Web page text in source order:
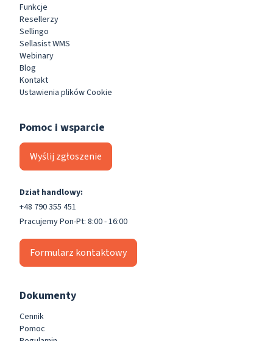
Funkcje
Resellerzy
Sellingo
Sellasist WMS
Webinary
Blog
Kontakt
Ustawienia plików Cookie
Pomoc i wsparcie
Wyślij zgłoszenie
Dział handlowy:
+48 790 355 451
Pracujemy Pon-Pt: 8:00 - 16:00
Formularz kontaktowy
Dokumenty
Cennik
Pomoc